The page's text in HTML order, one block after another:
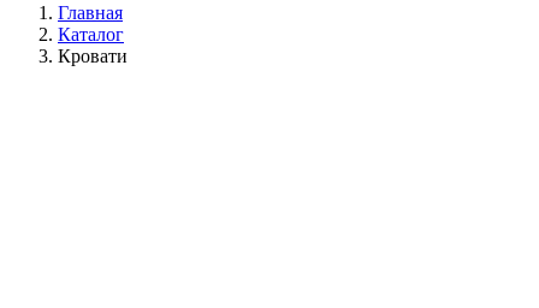
Главная
Каталог
Кровати